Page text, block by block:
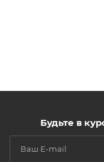
Будьте в